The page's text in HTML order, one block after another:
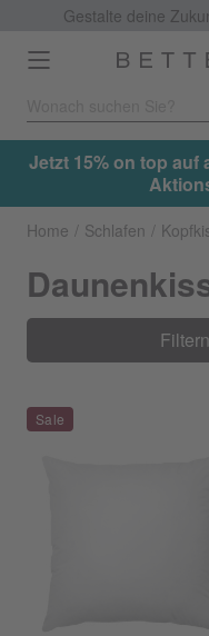
Gestalte deine
Toggle
navigation
Jetzt 15% on top auf
Home Schlafen